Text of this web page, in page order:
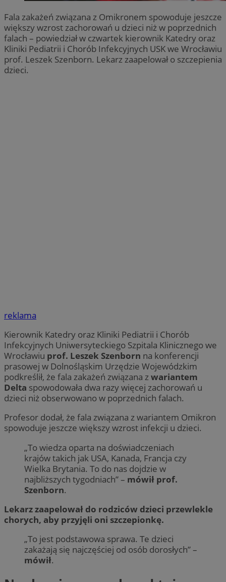
Fala zakażeń związana z Omikronem spowoduje jeszcze
większy wzrost zachorowań u dzieci niż w poprzednich
falach – powiedział w czwartek kierownik Katedry oraz
Kliniki Pediatrii i Chorób Infekcyjnych USK we Wrocławiu
prof. Leszek Szenborn. Lekarz zaapelował o szczepienia
dzieci.
reklama
Kierownik Katedry oraz Kliniki Pediatrii i Chorób
Infekcyjnych Uniwersyteckiego Szpitala Klinicznego we
Wrocławiu prof. Leszek Szenborn na konferencji
prasowej w Dolnośląskim Urzędzie Wojewódzkim
podkreślił, że fala zakażeń związana zwariantem
Delta spowodowała dwa razy więcej zachorowań u
dzieci niż obserwowano w poprzednich falach.
Profesor dodał, że fala związana z wariantem Omikron
spowoduje jeszcze większy wzrost infekcji u dzieci.
„To wiedza oparta na doświadczeniach
krajów takich jak USA, Kanada, Francja czy
Wielka Brytania. To do nas dojdzie w
najbliższych tygodniach” – mówił prof.
Szenborn.
Lekarz zaapelował do rodziców dzieci przewlekle
chorych, aby przyjęli oni szczepionkę.
„To jest podstawowa sprawa. Te dzieci
zakażają się najczęściej od osób dorosłych” –
mówił.